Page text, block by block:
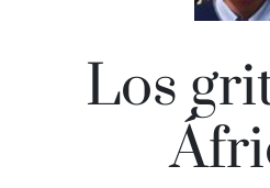
Los